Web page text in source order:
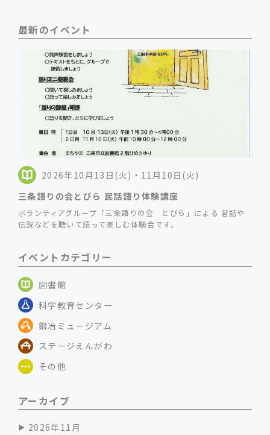
最新のイベント
2026年10月13日(火)・11月10日(火)
三条語りの会とびら 民話語り体験講座
ボランティアグループ「三条語りの会 とびら」による 昔話や
伝説などを聴いて語って楽しむ体験会です。
イベントカテゴリー
図書館
科学教育センター
鍛冶ミュージアム
ステージえんがわ
その他
アーカイブ
2026年11月